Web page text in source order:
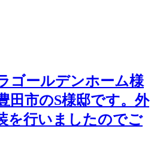
ゴールデンホーム様
田市のS様邸です。外
を行いましたのでご